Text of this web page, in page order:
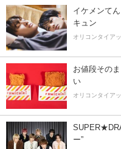
イケメンて
キュン
オリコンタイア
お値段その
い
オリコンタイア
ー”